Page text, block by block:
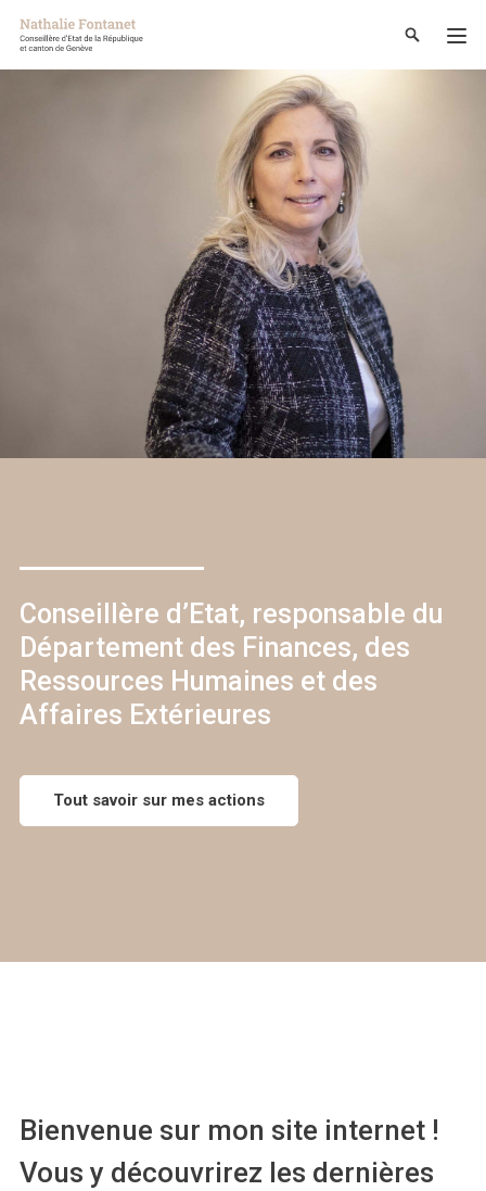
Conseillère d’Etat, responsable du
Département des Finances, des
Ressources Humaines et des
Affaires Extérieures
Tout savoir sur mes actions
Bienvenue sur mon site internet !
Vous y découvrirez les dernières